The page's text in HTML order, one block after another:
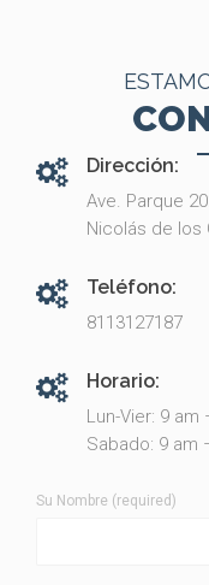
Dirección:
Ave. Parque
Nicolás de los
Teléfono:
8113127187
Horario:
Lun-Vier: 9 am
Sabado: 9 am
Su Nombre (required)